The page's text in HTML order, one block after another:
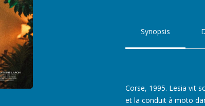
Synopsis
Corse, 1995. Lesia vit
et la conduit à moto